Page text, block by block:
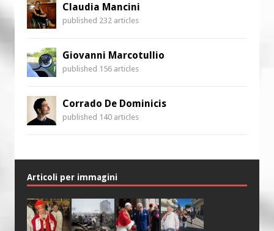
Claudia Mancini
published 232 articles
Giovanni Marcotullio
published 156 articles
Corrado De Dominicis
published 140 articles
Articoli per immagini